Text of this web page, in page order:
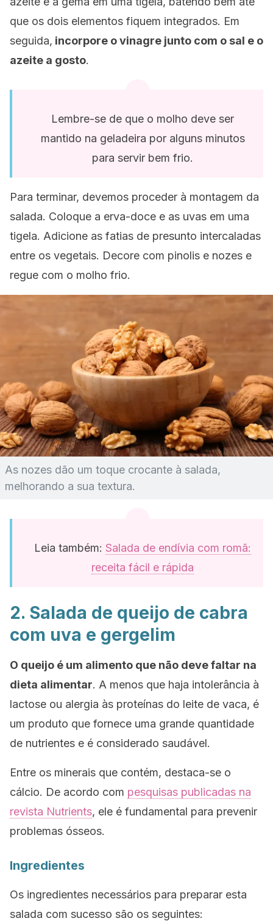
que os dois elementos fiquem integrados. Em
seguida, incorpore o vinagre junto com o sal e o
azeite a gosto.
Lembre-se de que o molho deve ser
mantido na geladeira por alguns minutos
para servir bem frio.
Para terminar, devemos proceder à montagem da
salada. Coloque a erva-doce e as uvas em uma
tigela. Adicione as fatias de presunto intercaladas
entre os vegetais. Decore com pinolis e nozes e
regue com o molho frio.
As nozes dão um toque crocante à salada,
melhorando a sua textura.
Leia também: Salada de endívia com romã:
receita fácil e rápida
2. Salada de queijo de cabra
com uva e gergelim
O queijo é um alimento que não deve faltar na
dieta alimentar. A menos que haja intolerância à
lactose ou alergia às proteínas do leite de vaca, é
um produto que fornece uma grande quantidade
de nutrientes e é considerado saudável.
Entre os minerais que contém, destaca-se o
cálcio. De acordo com pesquisas publicadas na
revista Nutrients, ele é fundamental para prevenir
problemas ósseos.
Ingredientes
Os ingredientes necessários para preparar esta
salada com sucesso são os seguintes: